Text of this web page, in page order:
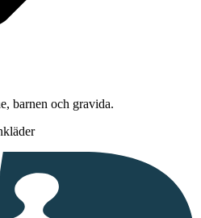
barnen och gravida.